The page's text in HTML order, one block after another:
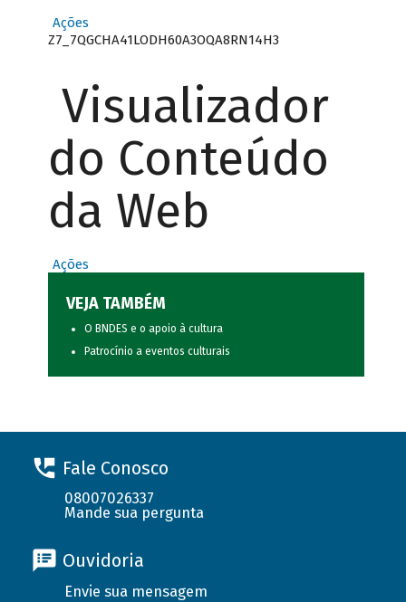
Ações
Z7_7QGCHA41LODH60A3OQA8RN14H3
Visualizador
do Conteúdo
da Web
Ações
VEJA TAMBÉM
O BNDES e o apoio à cultura
Patrocínio a eventos culturais
Fale Conosco
08007026337
Mande sua pergunta
Ouvidoria
Envie sua mensagem